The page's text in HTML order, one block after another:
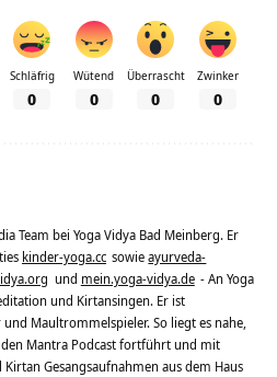
Schläfrig
0
Wütend
0
Überrascht
0
Zwinker
0
Team bei Yoga Vidya Bad Meinberg. Er
kinder-yoga.cc sowieayurveda-
und mein.yoga-vidya.de - An Yoga
und Kirtansingen. Er ist
Maultrommelspieler. So liegt es nahe,
Mantra Podcast fortführt und mit
Gesangsaufnahmen aus dem Haus